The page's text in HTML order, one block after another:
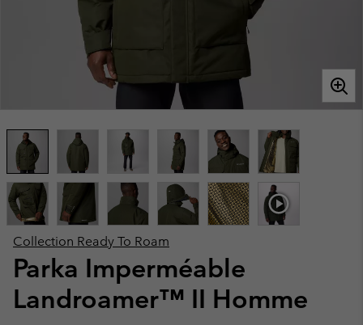
Collection Ready To Roam
Parka Imperméable
Landroamer™ II Homme